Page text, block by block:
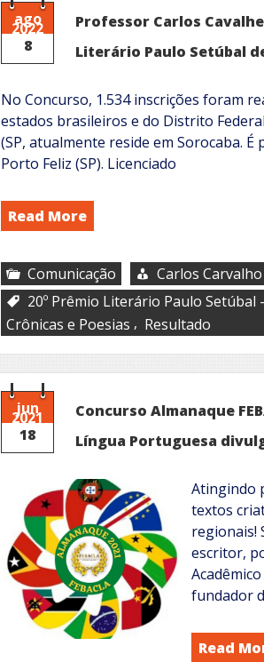
ago
2022
8
Professor Carlos
Literário Paulo Setúbal
No Concurso, 1.534 inscrições foram
estados brasileiros e do Distrito
(SP, atualmente reside em Sorocaba.
Porto Feliz (SP). Licenciado
Read More
Comunicação
Carlos
20º Prêmio Literário Paulo Setúbal
Crônicas e Poesias , Resultado
jun
2021
18
Concurso Almanaque
Língua Portuguesa
Atingindo
textos
regionais!
escritor,
fundador
Read